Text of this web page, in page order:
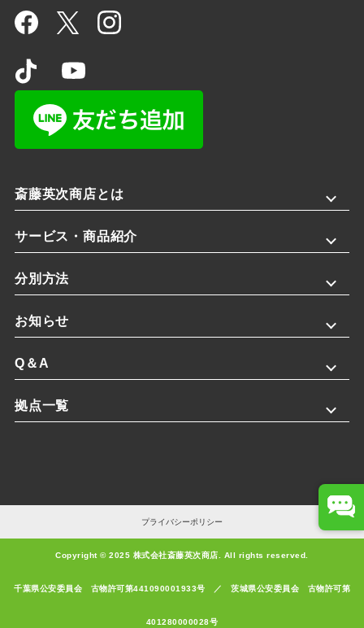
斎藤英次商店とは
サービス・商品紹介
分別方法
お知らせ
Q＆A
拠点一覧
プライバシーポリシー
Copyright © 2025 株式会社斎藤英次商店. All rights reserved.
千葉県公安委員会 古物許可第441090001933号 ／ 茨城県公安委員会 古物許可第
401280000028号